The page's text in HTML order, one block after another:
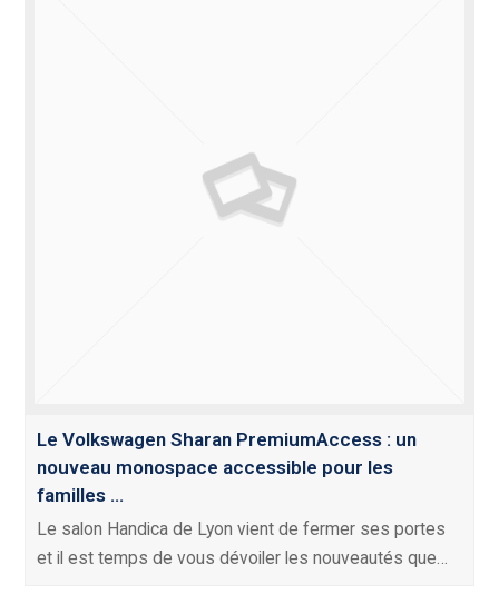
Le Volkswagen Sharan PremiumAccess : un
nouveau monospace accessible pour les
familles …
Le salon Handica de Lyon vient de fermer ses portes
et il est temps de vous dévoiler les nouveautés que…